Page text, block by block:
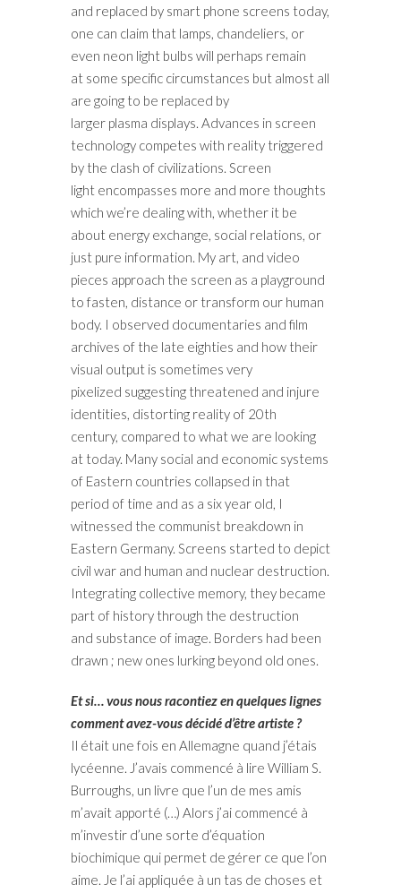
and replaced by smart phone screens today,
one can claim that lamps, chandeliers, or
even neon light bulbs will perhaps remain
at some specific circumstances but almost all
are going to be replaced by
larger plasma displays. Advances in screen
technology competes with reality triggered
by the clash of civilizations. Screen
light encompasses more and more thoughts
which we’re dealing with, whether it be
about energy exchange, social relations, or
just pure information. My art, and video
pieces approach the screen as a playground
to fasten, distance or transform our human
body. I observed documentaries and film
archives of the late eighties and how their
visual output is sometimes very
pixelized suggesting threatened and injure
identities, distorting reality of 20th
century, compared to what we are looking
at today. Many social and economic systems
of Eastern countries collapsed in that
period of time and as a six year old, I
witnessed the communist breakdown in
Eastern Germany. Screens started to depict
civil war and human and nuclear destruction.
Integrating collective memory, they became
part of history through the destruction
and substance of image. Borders had been
drawn ; new ones lurking beyond old ones.
Et si… vous nous racontiez en quelques lignes
comment avez-vous décidé d’être artiste ?
Il était une fois en Allemagne quand j’étais
lycéenne. J’avais commencé à lire William S.
Burroughs, un livre que l’un de mes amis
m’avait apporté (…) Alors j’ai commencé à
m’investir d’une sorte d’équation
biochimique qui permet de gérer ce que l’on
aime. Je l’ai appliquée à un tas de choses et